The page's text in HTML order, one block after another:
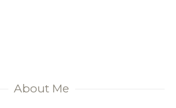
About Me